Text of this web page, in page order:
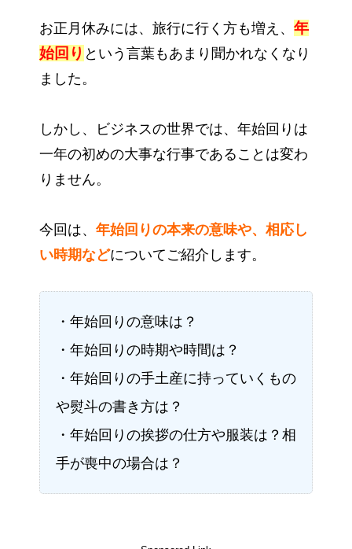
お正月休みには、旅行に行く方も増え、 年
始回り という言葉もあまり聞かれなくなり
ました。
しかし、ビジネスの世界では、年始回りは
一年の初めの大事な行事であることは変わ
りません。
今回は、 年始回りの本来の意味や、相応し
い時期などについてご紹介します。
・年始回りの意味は？
・年始回りの時期や時間は？
・年始回りの手土産に持っていくもの
や熨斗の書き方は？
・年始回りの挨拶の仕方や服装は？相
手が喪中の場合は？